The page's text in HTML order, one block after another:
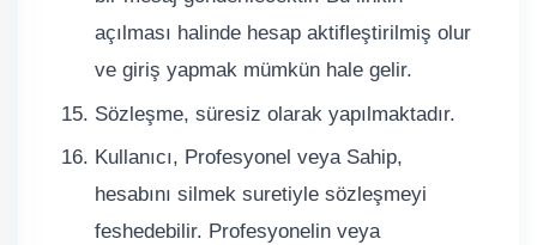
açılması halinde hesap aktifleştirilmiş olur
ve giriş yapmak mümkün hale gelir.
Sözleşme, süresiz olarak yapılmaktadır.
Kullanıcı, Profesyonel veya Sahip,
hesabını silmek suretiyle sözleşmeyi
feshedebilir. Profesyonelin veya